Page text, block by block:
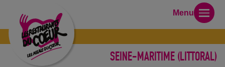
SEINE-MARITIME (LITTORAL)
Menu